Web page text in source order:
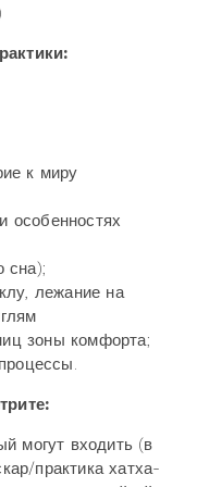
к миру
особенностях
сна);
лежание на
зоны комфорта;
могут входить (в
практика хатха-